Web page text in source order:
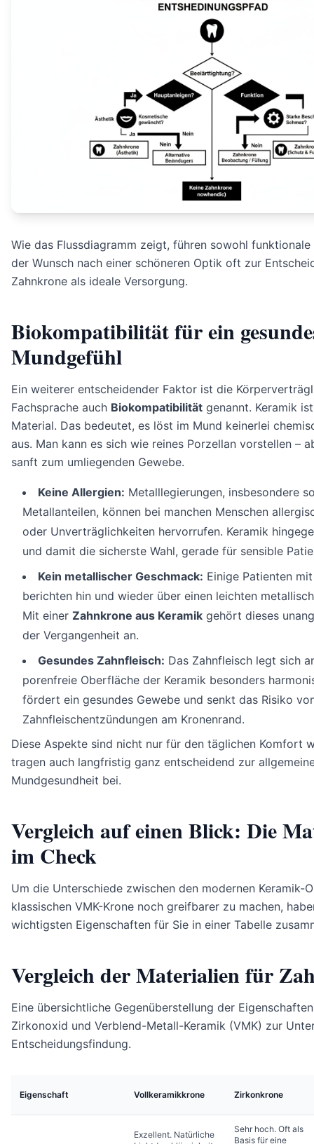
Wie das Flussdiagramm zeigt, führen sowohl
der Wunsch nach einer schöneren Optik oft zur
Zahnkrone als ideale Versorgung.
Biokompatibilität für ein
Mundgefühl
Ein weiterer entscheidender Faktor ist die
Fachsprache auch Biokompatibilität genannt. Keramik
Material. Das bedeutet, es löst im Mund keinerlei
aus. Man kann es sich wie reines Porzellan vorstellen –
sanft zum umliegenden Gewebe.
Keine Allergien: Metalllegierungen, insbesondere
Metallanteilen, können bei manchen Menschen
oder Unverträglichkeiten hervorrufen. Keramik
und damit die sicherste Wahl, gerade für sensible
Kein metallischer Geschmack: Einige Patienten
berichten hin und wieder über einen leichten
Mit einer Zahnkrone aus Keramik gehört dieses
der Vergangenheit an.
Gesundes Zahnfleisch: Das Zahnfleisch legt sich
porenfreie Oberfläche der Keramik besonders
fördert ein gesundes Gewebe und senkt das Risiko
Zahnfleischentzündungen am Kronenrand.
Diese Aspekte sind nicht nur für den täglichen Komfort
tragen auch langfristig ganz entscheidend zur
Mundgesundheit bei.
Vergleich auf einen Blick: Die
im Check
Um die Unterschiede zwischen den modernen Keramik-
klassischen VMK-Krone noch greifbarer zu machen,
wichtigsten Eigenschaften für Sie in einer Tabelle
Vergleich der Materialien für
Eine übersichtliche Gegenüberstellung der
Zirkonoxid und Verblend-Metall-Keramik (VMK) zur
Entscheidungsfindung.
Eigenschaft Vollkeramikkrone Zirkonkrone
Exzellent. Natürliche
Sehr hoch. Oft als
Basis für eine